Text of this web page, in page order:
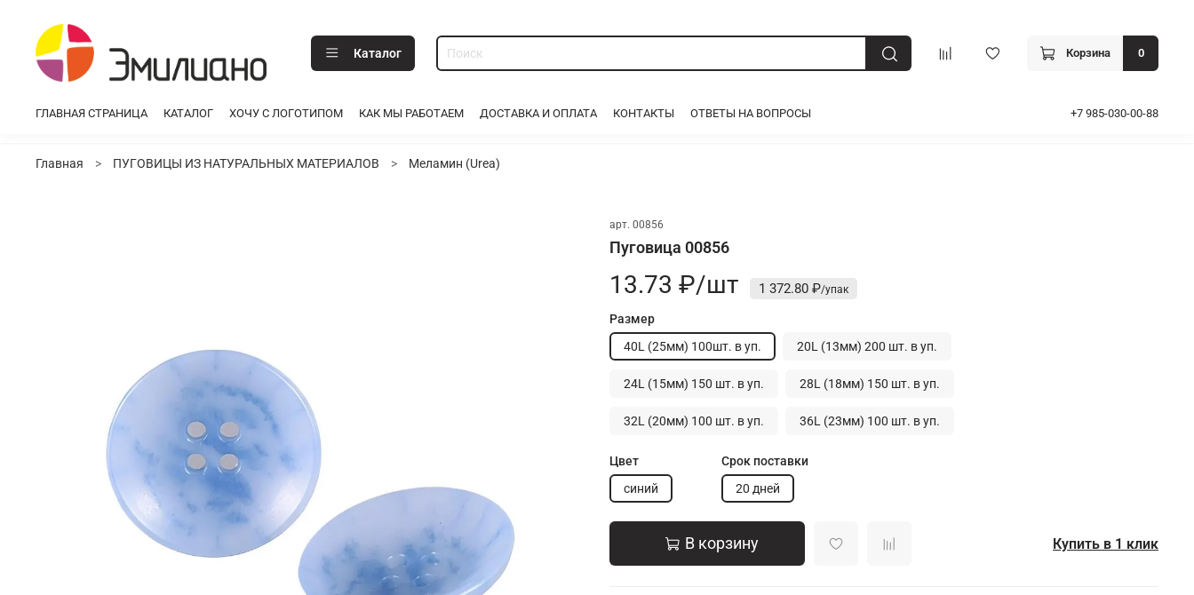
Каталог Корзина 0
ГЛАВНАЯ СТРАНИЦА КАТАЛОГ ХОЧУ С ЛОГОТИПОМ КАК МЫ РАБОТАЕМ ДОСТАВКА И ОПЛАТА КОНТАКТЫ ОТВЕТЫ НА ВОПРОСЫ +7 985-030-00-88
Главная ПУГОВИЦЫ ИЗ НАТУРАЛЬНЫХ МАТЕРИАЛОВ Меламин (Urea)
арт. 00856
Пуговица 00856
13.73 ₽/шт 1 372.80 ₽
Размер
40L (25мм) 100шт. в уп.
20L (13мм) 200 шт. в уп.
24L (15мм) 150 шт. в уп. 28L (18мм) 150 шт. в уп.
32L (20мм) 100 шт. в уп. 36L (23мм) 100 шт. в уп.
Цвет
синий
Срок поставки
20 дней
В корзину Купить в 1 клик